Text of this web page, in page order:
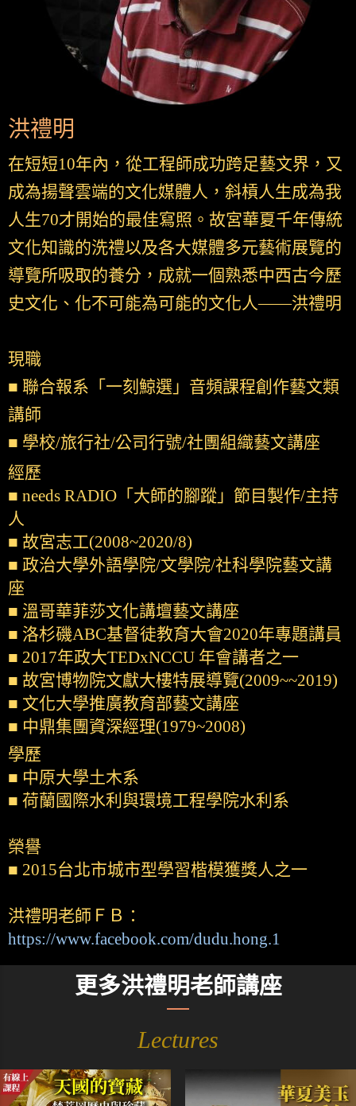
洪禮明
在短短10年內，從工程師成功跨足藝文界，又
成為揚聲雲端的文化媒體人，斜槓人生成為我
人生70才開始的最佳寫照。故宮華夏千年傳統
文化知識的洗禮以及各大媒體多元藝術展覽的
導覽所吸取的養分，成就一個熟悉中西古今歷
史文化、化不可能為可能的文化人——洪禮明
現職
■ 聯合報系「一刻鯨選」音頻課程創作藝文類
講師
■ 學校/旅行社/公司行號/社團組織藝文講座
經歷
■ needs RADIO「大師的腳蹤」節目製作/主持
人
■ 故宮志工(2008~2020/8)
■ 政治大學外語學院/文學院/社科學院藝文講
座
■ 溫哥華菲莎文化講壇藝文講座
■ 洛杉磯ABC基督徒教育大會2020年專題講員
■ 2017年政大TEDxNCCU 年會講者之一
■ 故宮博物院文獻大樓特展導覽(2009~~2019)
■ 文化大學推廣教育部藝文講座
■ 中鼎集團資深經理(1979~2008)
學歷
■ 中原大學土木系
■ 荷蘭國際水利與環境工程學院水利系
榮譽
■ 2015台北市城市型學習楷模獲獎人之一
洪禮明老師ＦＢ：
https://www.facebook.com/dudu.hong.1
更多洪禮明老師講座
Lectures